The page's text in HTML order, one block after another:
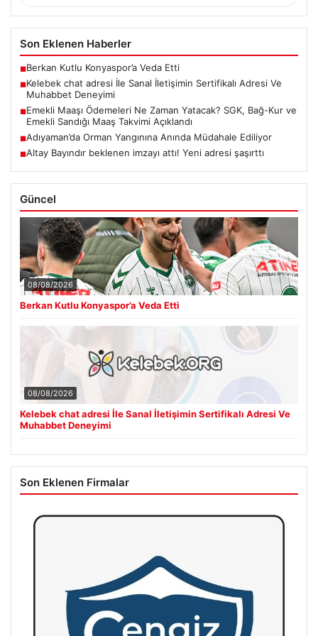
Son Eklenen Haberler
■Berkan Kutlu Konyaspor’a Veda Etti
■Kelebek chat adresi İle Sanal İletişimin Sertifikalı Adresi Ve
Muhabbet Deneyimi
■Emekli Maaşı Ödemeleri Ne Zaman Yatacak? SGK, Bağ-Kur ve
Emekli Sandığı Maaş Takvimi Açıklandı
■Adıyaman’da Orman Yangınına Anında Müdahale Ediliyor
■Altay Bayındır beklenen imzayı attı! Yeni adresi şaşırttı
Güncel
08/08/2026
Berkan Kutlu Konyaspor’a Veda Etti
08/08/2026
Kelebek chat adresi İle Sanal İletişimin Sertifikalı Adresi Ve
Muhabbet Deneyimi
Son Eklenen Firmalar